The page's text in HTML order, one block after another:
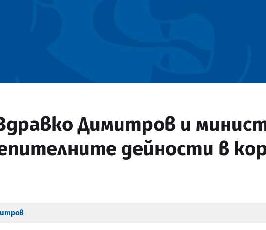
Димитров и
дейности в